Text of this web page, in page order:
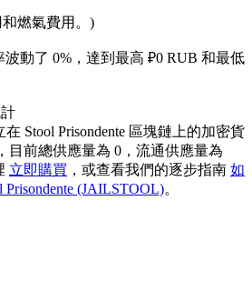
永續合約
燃氣費用。)
動了 0%，達到最高 ₽0 RUB 和最低
Stool Prisondente 區塊鏈上的加密貨
目前總供應量為 0，流通供應量為
立即購買 ，或查看我們的逐步指南 如
(JAILSTOOL)。